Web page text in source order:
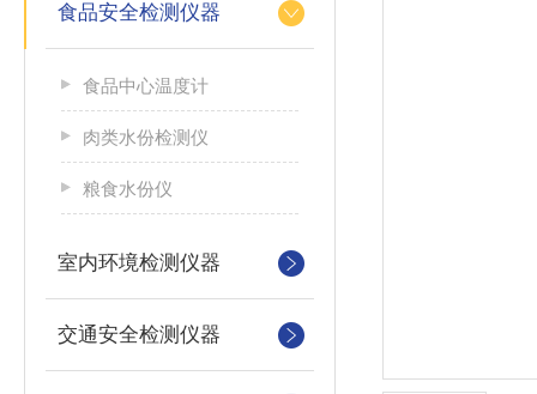
食品安全检测仪器
食品中心温度计
肉类水份检测仪
粮食水份仪
室内环境检测仪器
交通安全检测仪器